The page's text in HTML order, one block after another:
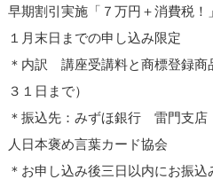
早期割引実施「７万円＋消費税！
１月末日までの申し込み限定
＊内訳 講座受講料と商標登録商
３１日まで）
＊振込先：みずほ銀行 雷門支
人日本褒め言葉カード協会
＊お申し込み後三日以内にお振込